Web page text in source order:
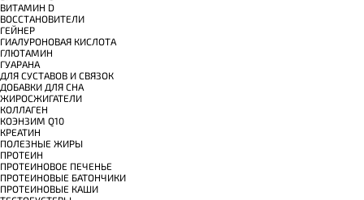
ВИТАМИН D
ВОССТАНОВИТЕЛИ
ГЕЙНЕР
ГИАЛУРОНОВАЯ КИСЛОТА
ГЛЮТАМИН
ГУАРАНА
ДЛЯ СУСТАВОВ И СВЯЗОК
ДОБАВКИ ДЛЯ СНА
ЖИРОСЖИГАТЕЛИ
КОЛЛАГЕН
КОЭНЗИМ Q10
КРЕАТИН
ПОЛЕЗНЫЕ ЖИРЫ
ПРОТЕИН
ПРОТЕИНОВОЕ ПЕЧЕНЬЕ
ПРОТЕИНОВЫЕ БАТОНЧИКИ
ПРОТЕИНОВЫЕ КАШИ